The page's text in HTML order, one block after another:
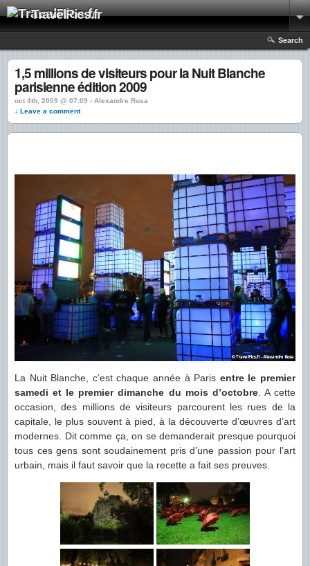
TravelPics.fr
Search
1,5 millions de visiteurs pour la Nuit Blanche
parisienne édition 2009
oct 4th, 2009 @ 07:09 › Alexandre Rosa
↓ Leave a comment
La Nuit Blanche, c’est chaque année à Paris entre le premier
samedi et le premier dimanche du mois d’octobre. A cette
occasion, des millions de visiteurs parcourent les rues de la
capitale, le plus souvent à pied, à la découverte d’œuvres d’art
modernes. Dit comme ça, on se demanderait presque pourquoi
tous ces gens sont soudainement pris d’une passion pour l’art
urbain, mais il faut savoir que la recette a fait ses preuves.